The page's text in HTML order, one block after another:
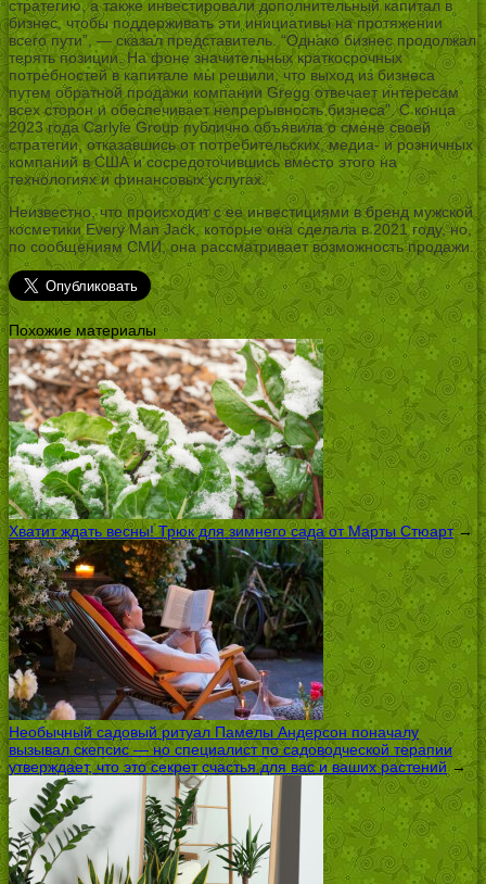
стратегию, а также инвестировали дополнительный капитал в
бизнес, чтобы поддерживать эти инициативы на протяжении
всего пути”, — сказал представитель. “Однако бизнес продолжал
терять позиции. На фоне значительных краткосрочных
потребностей в капитале мы решили, что выход из бизнеса
путем обратной продажи компании Gregg отвечает интересам
всех сторон и обеспечивает непрерывность бизнеса”. С конца
2023 года Carlyle Group публично объявила о смене своей
стратегии, отказавшись от потребительских, медиа- и розничных
компаний в США и сосредоточившись вместо этого на
технологиях и финансовых услугах.
Неизвестно, что происходит с ее инвестициями в бренд мужской
косметики Every Man Jack, которые она сделала в 2021 году, но,
по сообщениям СМИ, она рассматривает возможность продажи.
Похожие материалы
Хватит ждать весны! Трюк для зимнего сада от Марты Стюарт→
Необычный садовый ритуал Памелы Андерсон поначалу
вызывал скепсис — но специалист по садоводческой терапии
утверждает, что это секрет счастья для вас и ваших растений →